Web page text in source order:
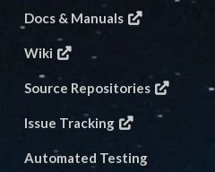
Docs & Manuals
Wiki
Source Repositories
Issue Tracking
Automated Testing